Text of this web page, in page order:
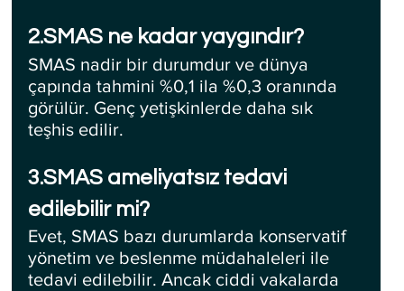
2.SMAS ne kadar yaygındır?
SMAS nadir bir durumdur ve dünya
çapında tahmini %0,1 ila %0,3 oranında
görülür. Genç yetişkinlerde daha sık
teşhis edilir.
3.SMAS ameliyatsız tedavi
edilebilir mi?
Evet, SMAS bazı durumlarda konservatif
yönetim ve beslenme müdahaleleri ile
tedavi edilebilir. Ancak ciddi vakalarda